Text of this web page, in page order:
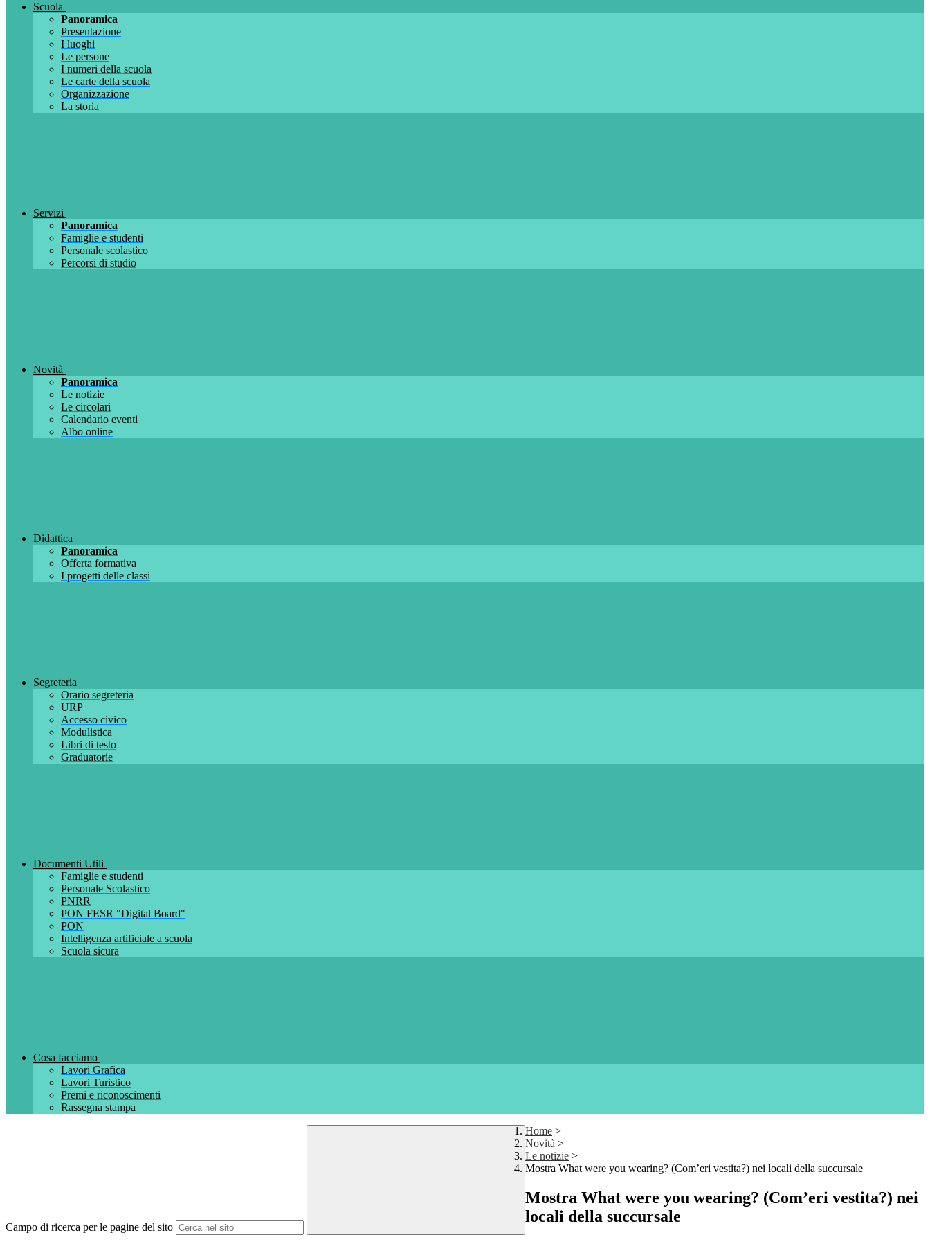
Scuola
Panoramica
Presentazione
I luoghi
Le persone
I numeri della scuola
Le carte della scuola
Organizzazione
La storia
Servizi
Panoramica
Famiglie e studenti
Personale scolastico
Percorsi di studio
Novità
Panoramica
Le notizie
Le circolari
Calendario eventi
Albo online
Didattica
Panoramica
Offerta formativa
I progetti delle classi
Segreteria
Orario segreteria
URP
Accesso civico
Modulistica
Libri di testo
Graduatorie
Documenti Utili
Famiglie e studenti
Personale Scolastico
PNRR
PON FESR "Digital Board"
PON
Intelligenza artificiale a scuola
Scuola sicura
Cosa facciamo
Lavori Grafica
Lavori Turistico
Premi e riconoscimenti
Rassegna stampa
Campo di ricerca per le pagine del sito
Home >
Novità >
Le notizie >
Mostra What were you wearing? (Com’eri vestita?) nei locali della succursale
Mostra What were you wearing? (Com’eri vestita?) nei
locali della succursale